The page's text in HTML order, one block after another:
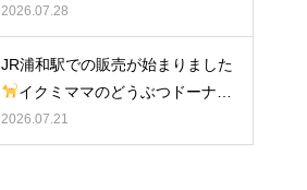
が元住吉に登場
2026.07.28
JR浦和駅での販売が始まりました
イクミママのどうぶつドーナツ
2026.07.21